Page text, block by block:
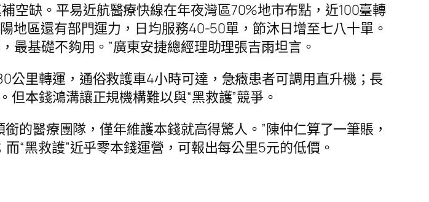
空缺。平易近航醫療快線在年夜灣區70%地市布點，近100臺轉
地區還有部門運力，日均服務40-50單，節沐日增至七八十單。
最基礎不夠用。”廣東安捷總經理助理張吉雨坦言。
里轉運，通俗救護車4小時可達，急癥患者可調用直升機；長
本錢鴻溝讓正規機構難以與“黑救護”競爭。
的醫療團隊，僅年維護本錢就高得驚人。”陳仲仁算了一筆賬，
“黑救護”近乎零本錢運營，可報出每公里5元的低價。